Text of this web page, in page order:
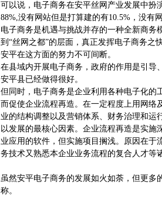
可以说，电子商务在安平丝网产业发展中扮
88%,没有网站但是打算建的有10.5%，没有
电子商务是机遇与挑战并存的一种全新商
到“丝网之都”的层面，真正发挥电子商务之
安平在这方面的努力不可间断。
在县域内开展电子商务，政府的作用是引导
安平县已经做得很好。
但同时，电子商务是企业利用各种电子化的
而促使企业流程再造。在一定程度上用网
业的结构调整以及营销体系、财务治理和
以发展的最核心因素。企业流程再造是实
业应用的软件，但实施项目搁浅。原因在
务技术又熟悉本企业业务流程的复合人才等
虽然安平电子商务的发展如火如荼，但更多
称。